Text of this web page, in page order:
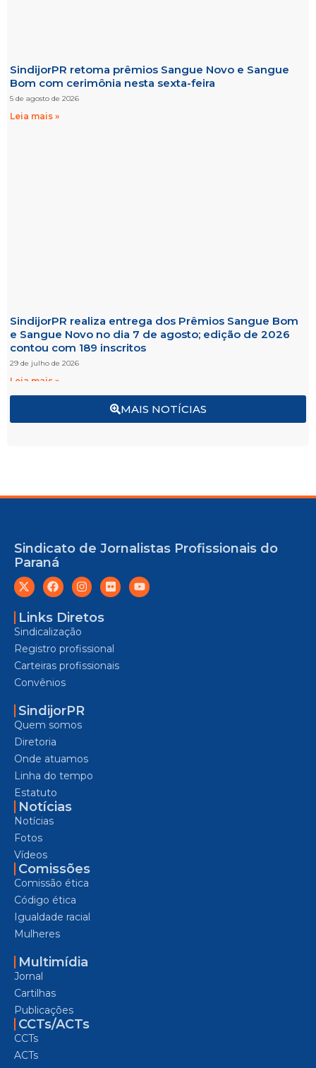
MAIS NOTÍCIAS
SindijorPR retoma prêmios Sangue Novo e Sangue
Bom com cerimônia nesta sexta-feira
5 de agosto de 2026
Leia mais »
SindijorPR realiza entrega dos Prêmios Sangue Bom
e Sangue Novo no dia 7 de agosto; edição de 2026
contou com 189 inscritos
29 de julho de 2026
Leia mais »
Sindicato de Jornalistas Profissionais do
Paraná
Links Diretos
Sindicalização
Registro profissional
Carteiras profissionais
Convênios
SindijorPR
Quem somos
Diretoria
Onde atuamos
Linha do tempo
Estatuto
Notícias
Notícias
Fotos
Vídeos
Comissões
Comissão ética
Código ética
Igualdade racial
Mulheres
Multimídia
Jornal
Cartilhas
Publicações
CCTs/ACTs
CCTs
ACTs